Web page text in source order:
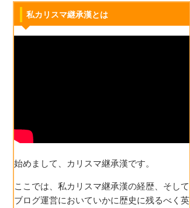
私カリスマ継承漢とは
始めまして、カリスマ継承漢です。
ここでは、私カリスマ継承漢の経歴、そして
ブログ運営においていかに歴史に残るべく英